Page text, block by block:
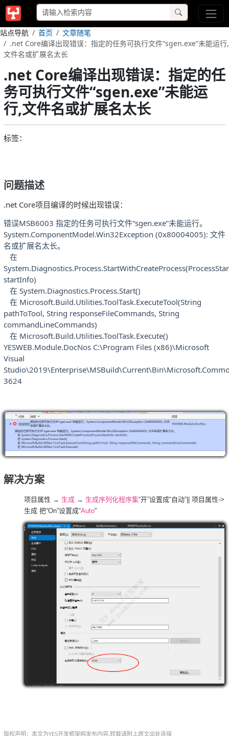
站点导航 首页
文章随笔
.net Core编译出现错误：指定的任务可执行文件“sgen.exe”未能运行,
文件名或扩展名太长
.net Core编译出现错误：指定的任
务可执行文件“sgen.exe”未能运
行,文件名或扩展名太长
标签：
问题描述
.net Core项目编译的时候出现错误：
错误MSB6003 指定的任务可执行文件“sgen.exe”未能运行。
System.ComponentModel.Win32Exception (0x80004005): 文件
名或扩展名太长。
在
startInfo)
在 System.Diagnostics.Process.Start()
在 Microsoft.Build.Utilities.ToolTask.ExecuteTool(String
pathToTool, String responseFileCommands, String
commandLineCommands)
在 Microsoft.Build.Utilities.ToolTask.Execute()
YESWEB.Module.DocNos C:\Program Files (x86)\Microsoft
Visual
3624
解决方案
项目属性 → 生成 → 生成序列化程序集“开”设置成“自动”|| 项目属性->
生成 把“On”设置成“Auto”
版权声明：本文为YES开发框架网发布内容,转载请附上原文出处连接